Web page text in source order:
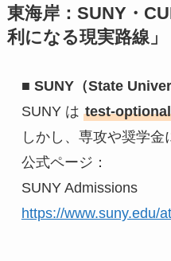
東海岸：SUNY・
利になる現実路線」
■ SUNY（State
SUNY は test-optional
しかし、専攻や奨学
公式ページ：
SUNY Admissions
https://www.suny.edu/